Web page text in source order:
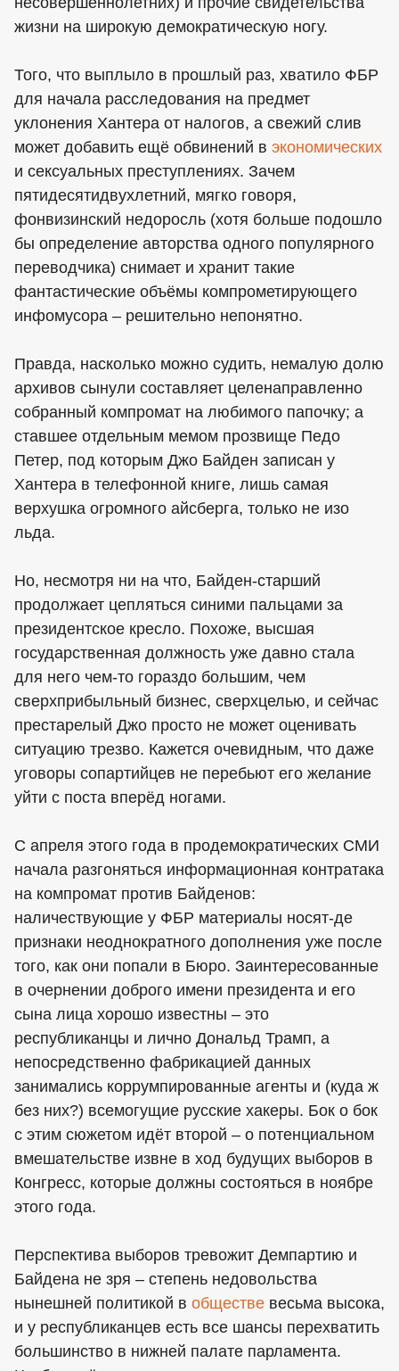
жизни на широкую демократическую ногу.
Того, что выплыло в прошлый раз, хватило ФБР
для начала расследования на предмет
уклонения Хантера от налогов, а свежий слив
может добавить ещё обвинений в экономических
и сексуальных преступлениях. Зачем
пятидесятидвухлетний, мягко говоря,
фонвизинский недоросль (хотя больше подошло
бы определение авторства одного популярного
переводчика) снимает и хранит такие
фантастические объёмы компрометирующего
инфомусора – решительно непонятно.
Правда, насколько можно судить, немалую долю
архивов сынули составляет целенаправленно
собранный компромат на любимого папочку; а
ставшее отдельным мемом прозвище Педо
Петер, под которым Джо Байден записан у
Хантера в телефонной книге, лишь самая
верхушка огромного айсберга, только не изо
льда.
Но, несмотря ни на что, Байден-старший
продолжает цепляться синими пальцами за
президентское кресло. Похоже, высшая
государственная должность уже давно стала
для него чем-то гораздо большим, чем
сверхприбыльный бизнес, сверхцелью, и сейчас
престарелый Джо просто не может оценивать
ситуацию трезво. Кажется очевидным, что даже
уговоры сопартийцев не перебьют его желание
уйти с поста вперёд ногами.
С апреля этого года в продемократических СМИ
начала разгоняться информационная контратака
на компромат против Байденов:
наличествующие у ФБР материалы носят-де
признаки неоднократного дополнения уже после
того, как они попали в Бюро. Заинтересованные
в очернении доброго имени президента и его
сына лица хорошо известны – это
республиканцы и лично Дональд Трамп, а
непосредственно фабрикацией данных
занимались коррумпированные агенты и (куда ж
без них?) всемогущие русские хакеры. Бок о бок
с этим сюжетом идёт второй – о потенциальном
вмешательстве извне в ход будущих выборов в
Конгресс, которые должны состояться в ноябре
этого года.
Перспектива выборов тревожит Демпартию и
Байдена не зря – степень недовольства
нынешней политикой в обществе весьма высока,
и у республиканцев есть все шансы перехватить
большинство в нижней палате парламента.